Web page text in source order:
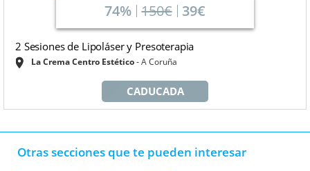
74% 150€ 39€
2 Sesiones de Lipoláser y Presoterapia
La Crema Centro Estético A Coruña
CADUCADA
Otras secciones que te pueden interesar